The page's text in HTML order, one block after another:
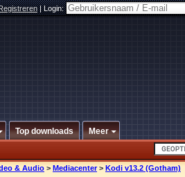
|Login:
Top downloads Meer
& Audio > Mediacenter > Kodi v13.2 (Gotham)